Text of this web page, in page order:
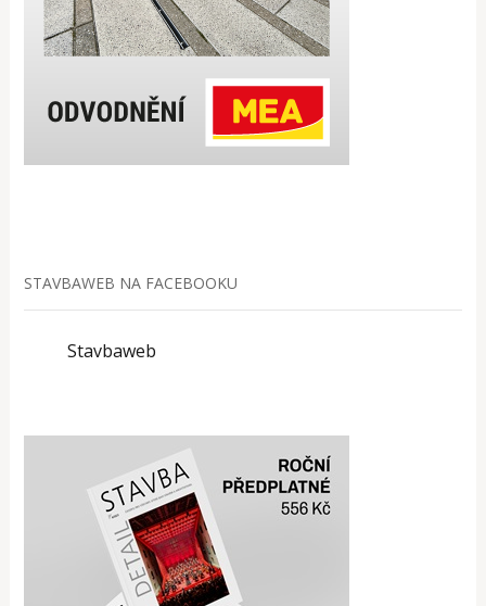
STAVBAWEB NA FACEBOOKU
Stavbaweb